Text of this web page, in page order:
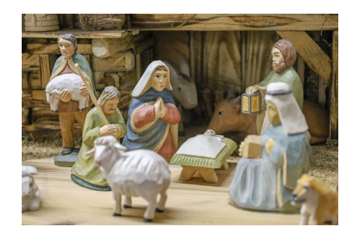
Täglich
grüßt
das
Jesuskind